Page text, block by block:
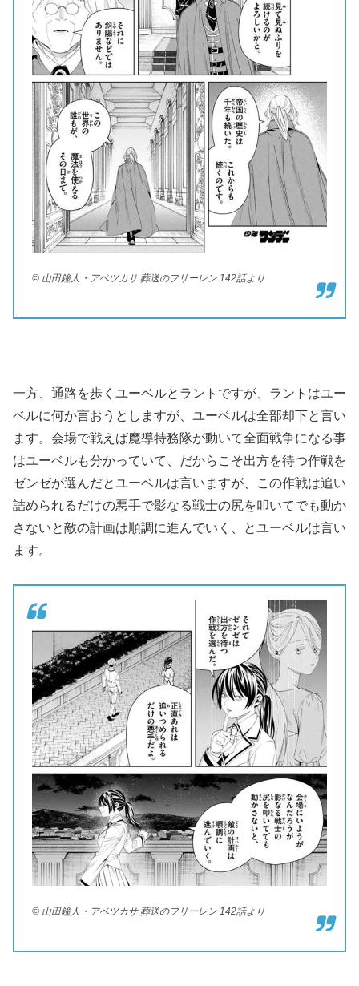
© 山田鐘人・アベツカサ 葬送のフリーレン 142話より
一方、通路を歩くユーベルとラントですが、ラントはユー
ベルに何か言おうとしますが、ユーベルは全部却下と言い
ます。会場で戦えば魔導特務隊が動いて全面戦争になる事
はユーベルも分かっていて、だからこそ出方を待つ作戦を
ゼンゼが選んだとユーベルは言いますが、この作戦は追い
詰められるだけの悪手で影なる戦士の尻を叩いてでも動か
さないと敵の計画は順調に進んでいく、とユーベルは言い
ます。
© 山田鐘人・アベツカサ 葬送のフリーレン 142話より